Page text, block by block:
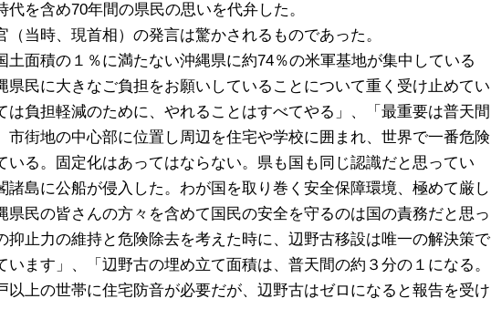
代を含め70年間の県民の思いを代弁した。
当時、現首相）の発言は驚かされるものであった。
面積の１％に満たない沖縄県に約74％の米軍基地が集中している
県民に大きなご負担をお願いしていることについて重く受け止めてい
は負担軽減のために、やれることはすべてやる」、「最重要は普天間
市街地の中心部に位置し周辺を住宅や学校に囲まれ、世界で一番危険
いる。固定化はあってはならない。県も国も同じ認識だと思ってい
諸島に公船が侵入した。わが国を取り巻く安全保障環境、極めて厳し
県民の皆さんの方々を含めて国民の安全を守るのは国の責務だと思っ
抑止力の維持と危険除去を考えた時に、辺野古移設は唯一の解決策で
います」、「辺野古の埋め立て面積は、普天間の約３分の１になる。
以上の世帯に住宅防音が必要だが、辺野古はゼロになると報告を受け